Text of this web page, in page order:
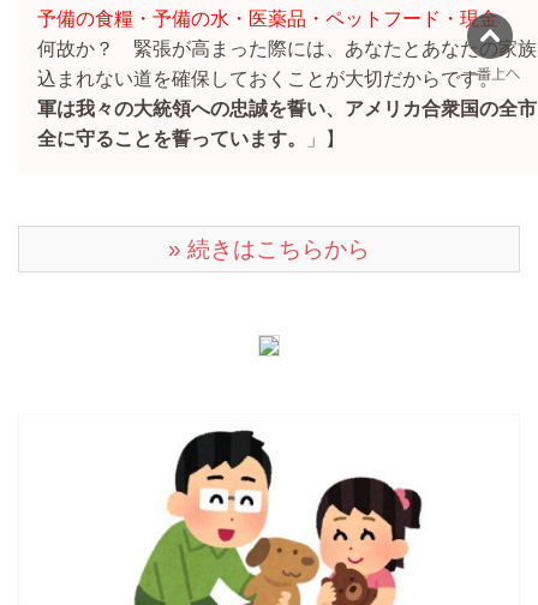
予備の食糧・予備の水・医薬品・ペットフード・現金
何故か？ 緊張が高まった際には、あなたとあなたの家
込まれない道を確保しておくことが大切だからです。
軍は我々の大統領への忠誠を誓い、アメリカ合衆国の全
全に守ることを誓っています。
」】
» 続きはこちらから